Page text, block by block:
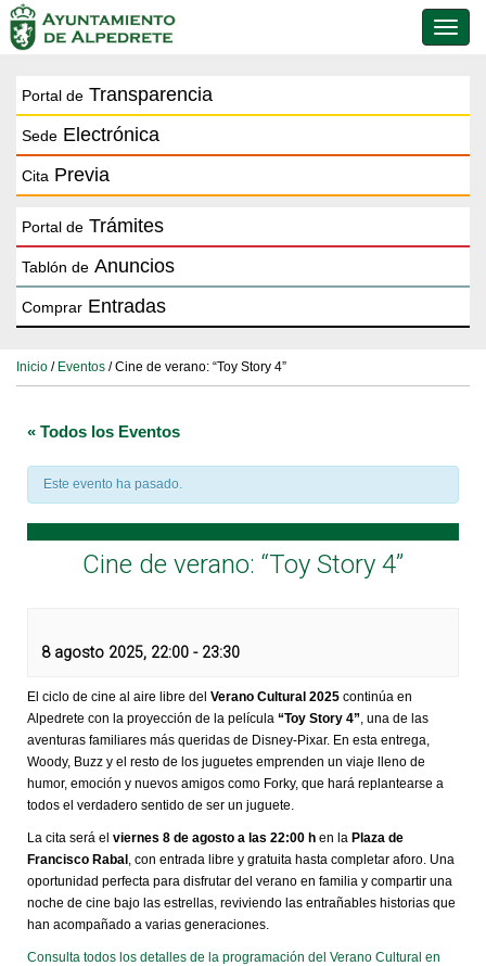
de
Portal de Transparencia
Sede Electrónica
Cita Previa
Portal de Trámites
Tablón de Anuncios
Comprar Entradas
Inicio / Eventos / Cine de verano: “Toy Story 4”
« Todos los Eventos
Este evento ha pasado.
Cine de verano: “Toy Story 4”
8 agosto 2025, 22:00 - 23:30
El ciclo de cine al aire libre del Verano Cultural 2025 continúa en
Alpedrete con la proyección de la película “Toy Story 4”, una de las
aventuras familiares más queridas de Disney-Pixar. En esta entrega,
Woody, Buzz y el resto de los juguetes emprenden un viaje lleno de
humor, emoción y nuevos amigos como Forky, que hará replantearse a
todos el verdadero sentido de ser un juguete.
La cita será el viernes 8 de agosto a las 22:00 h en la Plaza de
Francisco Rabal , con entrada libre y gratuita hasta completar aforo. Una
oportunidad perfecta para disfrutar del verano en familia y compartir una
noche de cine bajo las estrellas, reviviendo las entrañables historias que
han acompañado a varias generaciones.
Consulta todos los detalles de la programación del Verano Cultural en